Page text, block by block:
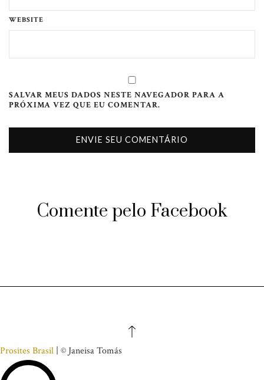
WEBSITE
SALVAR MEUS DADOS NESTE NAVEGADOR PARA A
PRÓXIMA VEZ QUE EU COMENTAR.
Comente pelo Facebook
Prosites Brasil | © Janeisa Tomás